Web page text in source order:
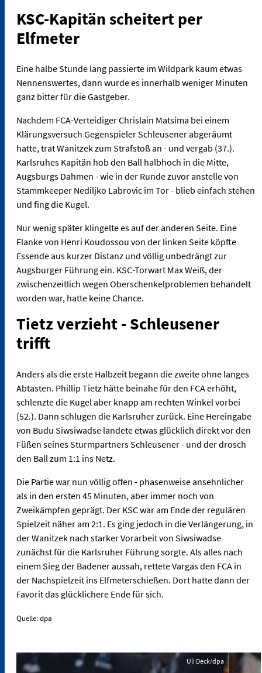
KSC-Kapitän scheitert per
Elfmeter
Eine halbe Stunde lang passierte im Wildpark kaum etwas
Nennenswertes, dann wurde es innerhalb weniger Minuten
ganz bitter für die Gastgeber.
Nachdem FCA-Verteidiger Chrislain Matsima bei einem
Klärungsversuch Gegenspieler Schleusener abgeräumt
hatte, trat Wanitzek zum Strafstoß an - und vergab (37.).
Karlsruhes Kapitän hob den Ball halbhoch in die Mitte,
Augsburgs Dahmen - wie in der Runde zuvor anstelle von
Stammkeeper Nediljko Labrovic im Tor - blieb einfach stehen
und fing die Kugel.
Nur wenig später klingelte es auf der anderen Seite. Eine
Flanke von Henri Koudossou von der linken Seite köpfte
Essende aus kurzer Distanz und völlig unbedrängt zur
Augsburger Führung ein. KSC-Torwart Max Weiß, der
zwischenzeitlich wegen Oberschenkelproblemen behandelt
worden war, hatte keine Chance.
Tietz verzieht - Schleusener
trifft
Anders als die erste Halbzeit begann die zweite ohne langes
Abtasten. Phillip Tietz hätte beinahe für den FCA erhöht,
schlenzte die Kugel aber knapp am rechten Winkel vorbei
(52.). Dann schlugen die Karlsruher zurück. Eine Hereingabe
von Budu Siwsiwadse landete etwas glücklich direkt vor den
Füßen seines Sturmpartners Schleusener - und der drosch
den Ball zum 1:1 ins Netz.
Die Partie war nun völlig offen - phasenweise ansehnlicher
als in den ersten 45 Minuten, aber immer noch von
Zweikämpfen geprägt. Der KSC war am Ende der regulären
Spielzeit näher am 2:1. Es ging jedoch in die Verlängerung, in
der Wanitzek nach starker Vorarbeit von Siwsiwadse
zunächst für die Karlsruher Führung sorgte. Als alles nach
einem Sieg der Badener aussah, rettete Vargas den FCA in
der Nachspielzeit ins Elfmeterschießen. Dort hatte dann der
Favorit das glücklichere Ende für sich.
Quelle: dpa
Uli Deck/dpa